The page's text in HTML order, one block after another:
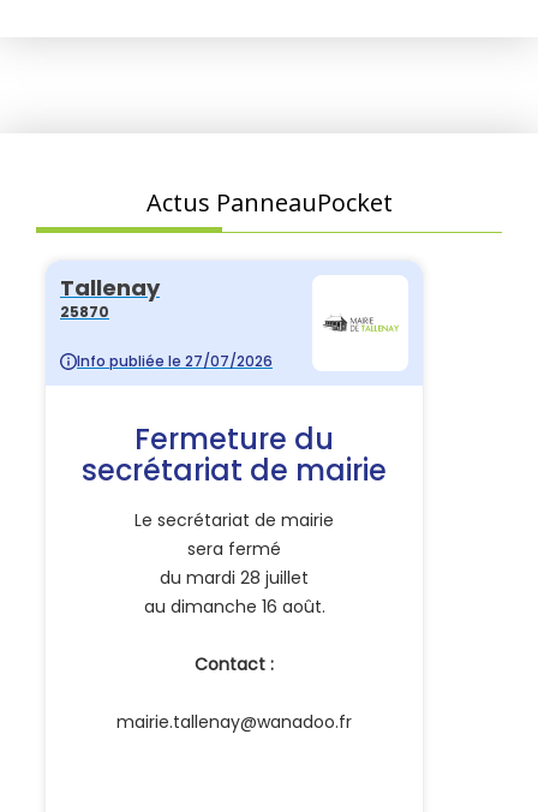
Actus PanneauPocket